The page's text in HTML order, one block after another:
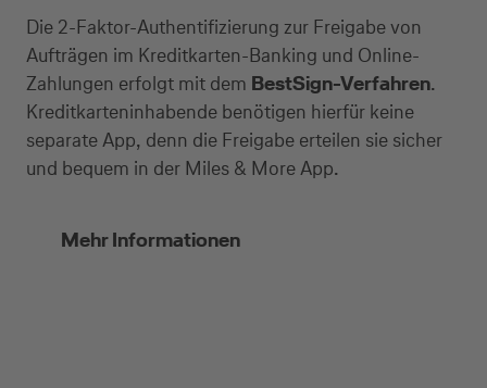
Die 2-Faktor-Authentifizierung zur Freigabe von
Aufträgen im Kreditkarten-Banking und Online-
Zahlungen erfolgt mit dem BestSign-Verfahren.
Kreditkarteninhabende benötigen hierfür keine
separate App, denn die Freigabe erteilen sie sicher
und bequem in der Miles & More App.
Mehr Informationen